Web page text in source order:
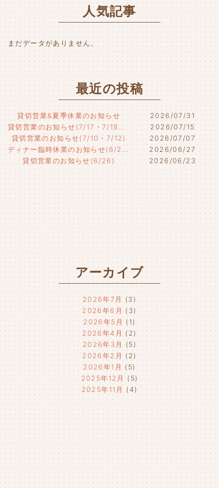
人気記事
まだデータがありません。
最近の投稿
貸切営業&夏季休業のお知らせ
2026/07/31
貸切営業のお知らせ(7/17・7/18・7/21)
2026/07/15
貸切営業のお知らせ(7/10・7/12)
2026/07/07
ディナー臨時休業のお知らせ(6/29)
2026/06/27
貸切営業のお知らせ(6/26)
2026/06/23
アーカイブ
2026年7月
(3)
2026年6月 (3)
2026年5月 (1)
2026年4月 (2)
2026年3月
(5)
2026年2月 (2)
2026年1月 (5)
2025年12月
(5)
2025年11月
(4)
2025年9月
(4)